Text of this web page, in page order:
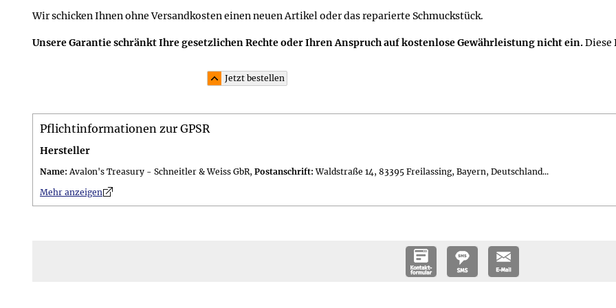
Wir schicken Ihnen ohne Versandkosten einen neuen Artikel oder das reparierte Schmuckstück.
Unsere Garantie schränkt Ihre gesetzlichen Rechte oder Ihren Anspruch auf kostenlose Gewährleistung nicht ein.Diese
Jetzt bestellen
Material: 2 unbehandelte durchsichtige Bergkristallperlen und 4 unbehandelte rote Granatperlen; die Ohrhaken
Lieferumfang: im 10,0 x 7,5 cm großen attraktiven Schmuckbeutel; Geschenkset (gegen Aufpreis erhältlich) in einer 11,0
Größe: Die Ohrhaken sind jeweils ca. 3,0 cm lang; die Bergkristallperlen haben einen Durchmesser von ca. 1 cm und die
Gewicht: Gewicht des Schmucks 3 g, Gesamtgewicht des Geschenksets (gegen Aufpreis erhältlich) 63 g
Pflichtinformationen zur GPSR
Hersteller
Name: Avalon's Treasury - Schneitler & Weiss GbR, Postanschrift: Waldstraße 14, 83395 Freilassing, Bayern, Deutschland...
Mehr anzeigenn